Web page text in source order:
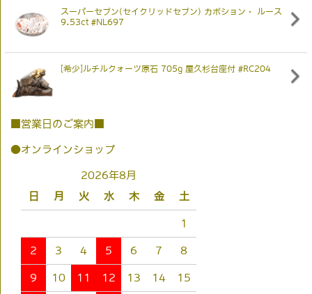
スーパーセブン(セイクリッドセブン) カボション・ ルース
9.53ct #NL697
[希少]ルチルクォーツ原石 705g 屋久杉台座付 #RC204
■営業日のご案内■
●オンラインショップ
2026年8月
日
月 火 水 木 金 土
1
2 3 4 5 6 7 8
9 10 11 12 13 14 15